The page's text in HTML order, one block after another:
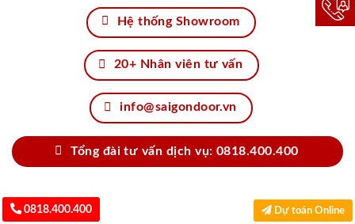
Hệ thống Showroom
20+ Nhân viên tư vấn
info@saigondoor.vn
Tổng đài tư vấn dịch vụ: 0818.400.400
0818.400.400 Dự toán Online